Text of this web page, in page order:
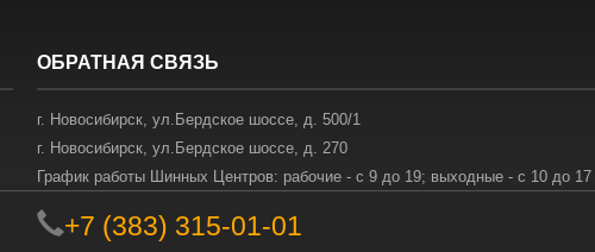
ОБРАТНАЯ СВЯЗЬ
г. Новосибирск, ул.Бердское шоссе, д. 500/1
г. Новосибирск, ул.Бердское шоссе, д. 270
График работы Шинных Центров: рабочие - с 9 до 19; выходные - с 10 до 17
+7 (383) 315-01-01